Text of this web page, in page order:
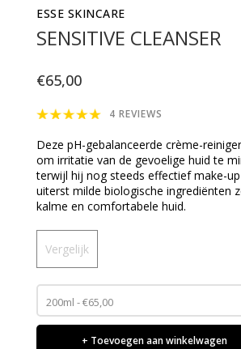
ESSE SKINCARE
SENSITIVE CLEANSER
€65,00
4 REVIEWS
Deze pH-gebalanceerde crème-
om irritatie van de gevoelige huid te
terwijl hij nog steeds effectief make-
uiterst milde biologische ingrediënten
kalme en comfortabele huid.
Vergelijk
200ml - €65,00
+ Toevoegen aan winkelwagen